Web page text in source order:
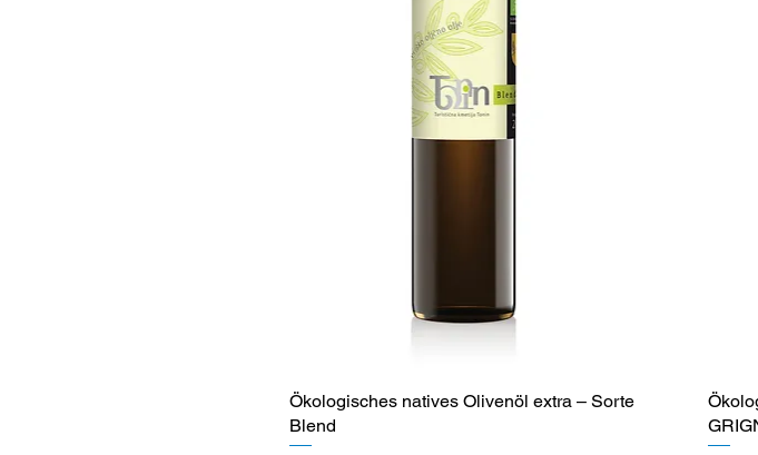
Schnellansicht
Ökologisches natives Olivenöl extra – Sorte
Blend